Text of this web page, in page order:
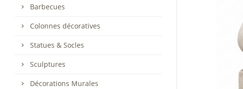
Barbecues
Colonnes décoratives
Statues & Socles
Sculptures
Décorations Murales